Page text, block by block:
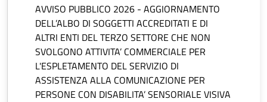
AVVISO PUBBLICO 2026 - AGGIORNAMENTO
DELL’ALBO DI SOGGETTI ACCREDITATI E DI
ALTRI ENTI DEL TERZO SETTORE CHE NON
SVOLGONO ATTIVITA’ COMMERCIALE PER
L'ESPLETAMENTO DEL SERVIZIO DI
ASSISTENZA ALLA COMUNICAZIONE PER
PERSONE CON DISABILITA’ SENSORIALE VISIVA